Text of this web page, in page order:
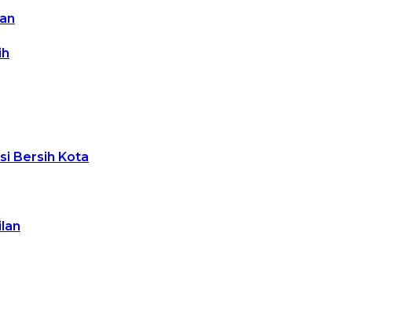
Bersih Kota